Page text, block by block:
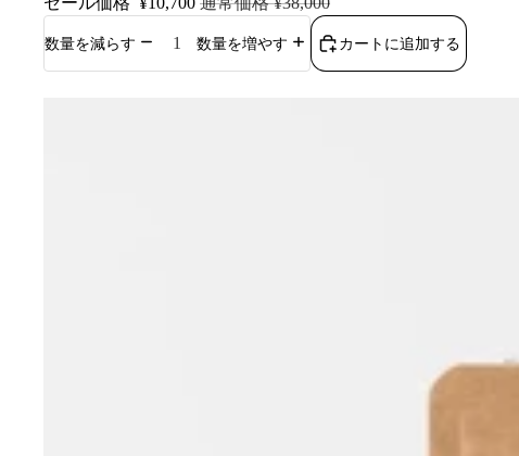
数量を減らす 数量を増やす カートに追加する